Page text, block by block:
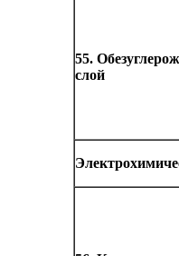
55.
слой